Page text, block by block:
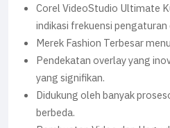
Corel VideoStudio Ultimate
indikasi frekuensi
Merek Fashion Terbesar
Pendekatan overlay yang
yang signifikan.
Didukung oleh banyak
berbeda.